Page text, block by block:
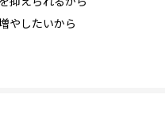
やしたいから